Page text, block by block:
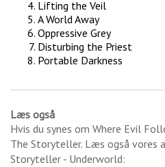
Lifting the Veil
A World Away
Oppressive Grey
Disturbing the Priest
Portable Darkness
Læs også
Hvis du synes om Where Evil
The Storyteller. Læs også vores
Storyteller - Underworld: